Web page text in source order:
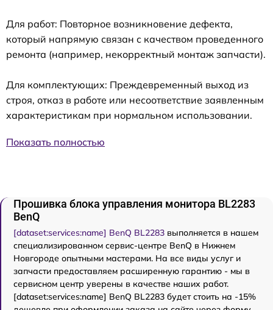
Для работ: Повторное возникновение дефекта,
который напрямую связан с качеством проведенного
ремонта (например, некорректный монтаж запчасти).
Для комплектующих: Преждевременный выход из
строя, отказ в работе или несоответствие заявленным
характеристикам при нормальном использовании.
Показать полностью
Прошивка блока управления монитора BL2283
BenQ
[dataset:services:name] BenQ BL2283 выполняется в нашем
специализированном сервис-центре BenQ в Нижнем
Новгороде опытными мастерами. На все виды услуг и
запчасти предоставляем расширенную гарантию - мы в
сервисном центр уверены в качестве наших работ.
[dataset:services:name] BenQ BL2283 будет стоить на -15%